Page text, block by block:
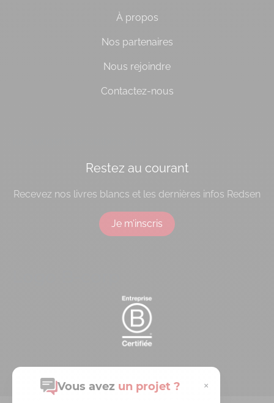
À propos
Nos partenaires
Nous rejoindre
Contactez-nous
Restez au courant
Recevez nos livres blancs et les dernières infos Redsen
Je m’inscris
Vous avez un projet ? ×